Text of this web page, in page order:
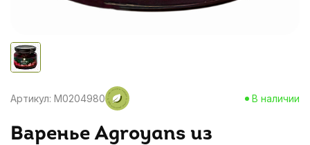
Артикул: M0204980 В наличии
Варенье Agroyans из